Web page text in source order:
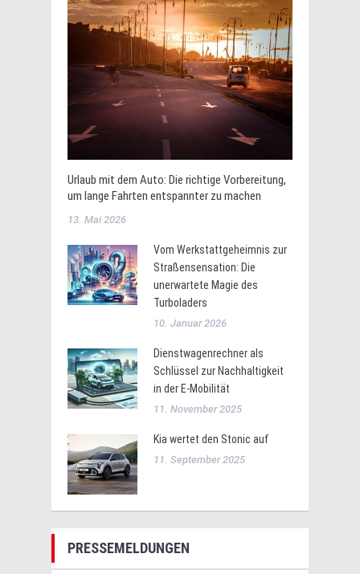
Urlaub mit dem Auto: Die richtige Vorbereitung,
um lange Fahrten entspannter zu machen
13. Mai 2026
Vom Werkstattgeheimnis zur
Straßensensation: Die
unerwartete Magie des
Turboladers
10. Januar 2026
Dienstwagenrechner als
Schlüssel zur Nachhaltigkeit
in der E-Mobilität
11. November 2025
Kia wertet den Stonic auf
11. September 2025
PRESSEMELDUNGEN